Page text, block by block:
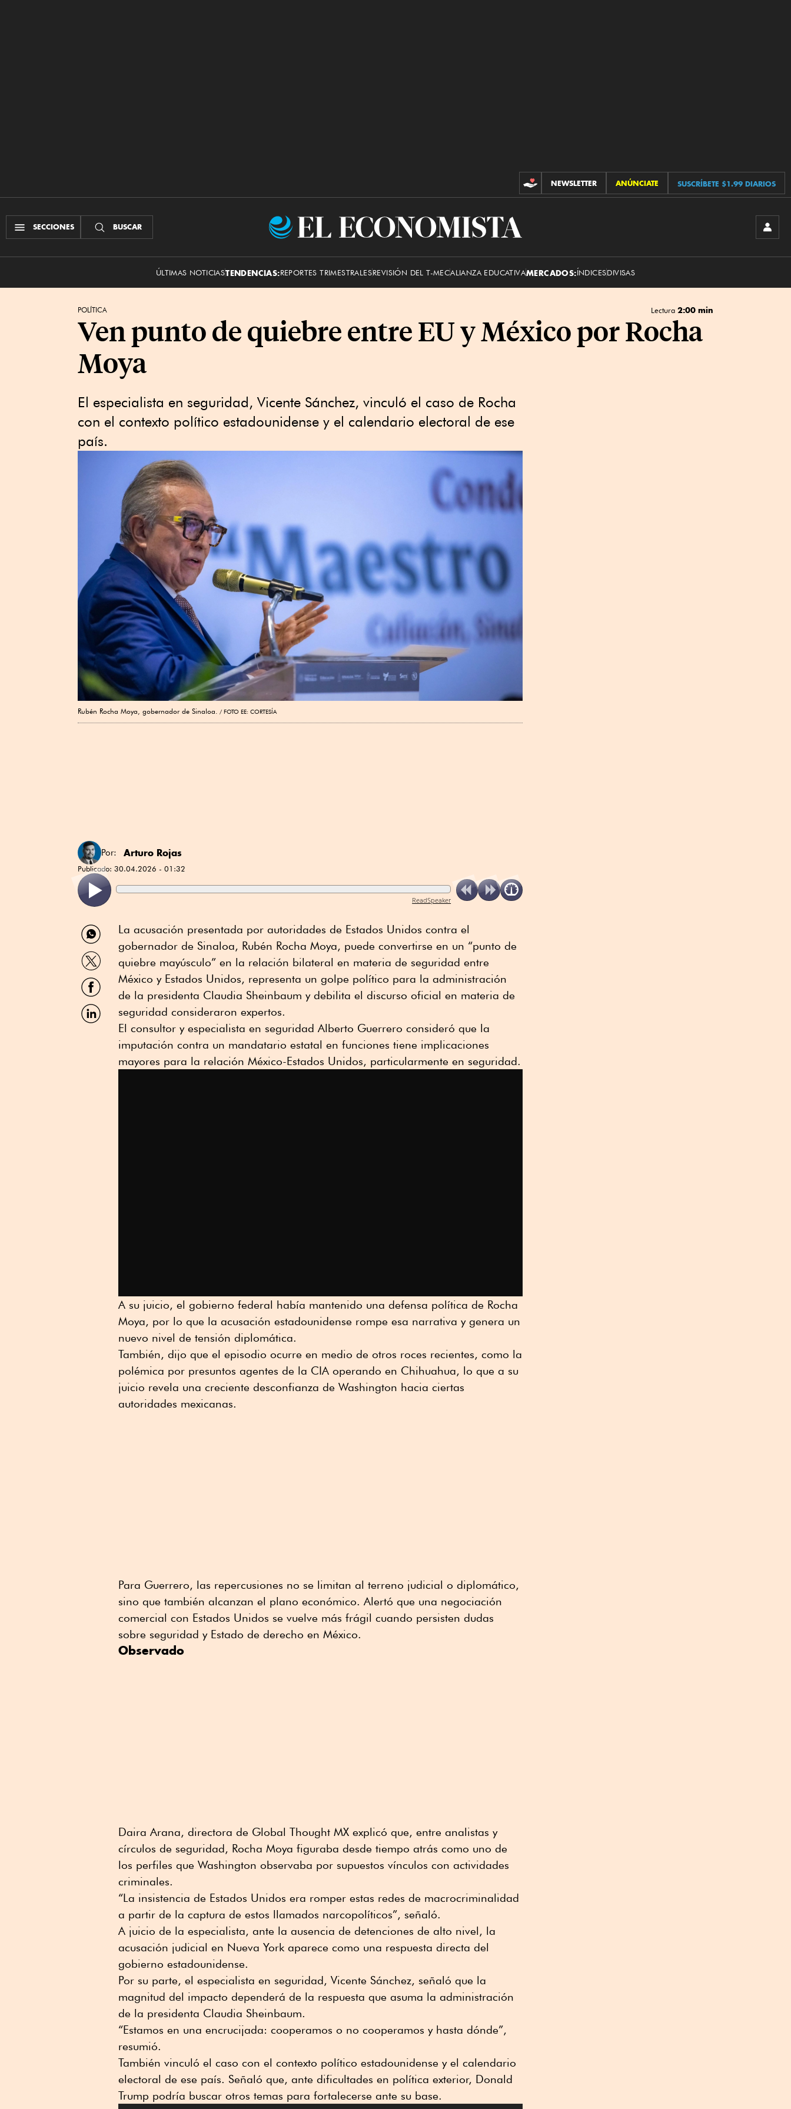
CONTRIBUCIONES
NEWSLETTER ANÚNCIATE SUSCRÍBETE $1.99 DIARIOS
SECCIONES BUSCAR
El
ÚLTIMAS NOTICIASTENDENCIAS:REPORTES TRIMESTRALESREVISIÓN DEL T-MECALIANZA EDUCATIVAMERCADOS:ÍNDICESDIVISAS
POLÍTICA Lectura 2:00 min
Ven punto de quiebre entre EU y México por Rocha
Moya
El especialista en seguridad, Vicente Sánchez, vinculó el caso de Rocha
con el contexto político estadounidense y el calendario electoral de ese
país.
Rubén Rocha Moya, gobernador de Sinaloa. FOTO EE: CORTESÍA
Por: Arturo Rojas
Publicado: 30.04.2026 - 01:32
ReadSpeaker
Compartir
por
WhatsApp
Compartir
por
Twitter
Compartir
por
Facebook
Compartir
por
La acusación presentada por autoridades de Estados Unidos contra el
gobernador de Sinaloa, Rubén Rocha Moya, puede convertirse en un “punto de
quiebre mayúsculo” en la relación bilateral en materia de seguridad entre
México y Estados Unidos, representa un golpe político para la administración
de la presidenta Claudia Sheinbaum y debilita el discurso oficial en materia de
seguridad consideraron expertos.
El consultor y especialista en seguridad Alberto Guerrero consideró que la
imputación contra un mandatario estatal en funciones tiene implicaciones
mayores para la relación México-Estados Unidos, particularmente en seguridad.
A su juicio, el gobierno federal había mantenido una defensa política de Rocha
Moya, por lo que la acusación estadounidense rompe esa narrativa y genera un
nuevo nivel de tensión diplomática.
También, dijo que el episodio ocurre en medio de otros roces recientes, como la
polémica por presuntos agentes de la CIA operando en Chihuahua, lo que a su
juicio revela una creciente desconfianza de Washington hacia ciertas
autoridades mexicanas.
Para Guerrero, las repercusiones no se limitan al terreno judicial o diplomático,
sino que también alcanzan el plano económico. Alertó que una negociación
comercial con Estados Unidos se vuelve más frágil cuando persisten dudas
sobre seguridad y Estado de derecho en México.
Observado
Daira Arana, directora de Global Thought MX explicó que, entre analistas y
círculos de seguridad, Rocha Moya figuraba desde tiempo atrás como uno de
los perfiles que Washington observaba por supuestos vínculos con actividades
criminales.
“La insistencia de Estados Unidos era romper estas redes de macrocriminalidad
a partir de la captura de estos llamados narcopolíticos”, señaló.
A juicio de la especialista, ante la ausencia de detenciones de alto nivel, la
acusación judicial en Nueva York aparece como una respuesta directa del
gobierno estadounidense.
Por su parte, el especialista en seguridad, Vicente Sánchez, señaló que la
magnitud del impacto dependerá de la respuesta que asuma la administración
de la presidenta Claudia Sheinbaum.
“Estamos en una encrucijada: cooperamos o no cooperamos y hasta dónde”,
resumió.
También vinculó el caso con el contexto político estadounidense y el calendario
electoral de ese país. Señaló que, ante dificultades en política exterior, Donald
Trump podría buscar otros temas para fortalecerse ante su base.